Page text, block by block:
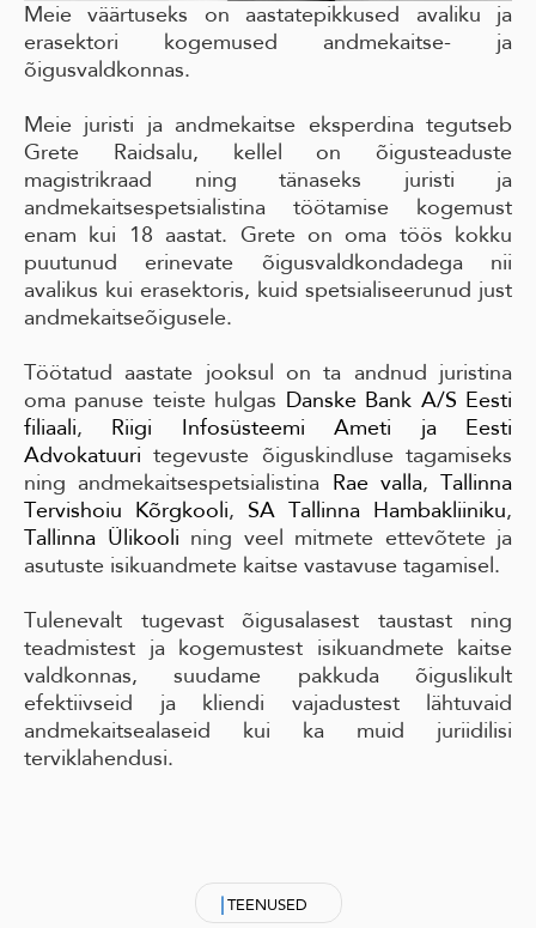
Meie väärtuseks on aastatepikkused avaliku ja
erasektori kogemused andmekaitse- ja
õigusvaldkonnas.
Meie juristi ja andmekaitse eksperdina tegutseb
Grete Raidsalu, kellel on õigusteaduste
magistrikraad ning tänaseks juristi ja
andmekaitsespetsialistina töötamise kogemust
enam kui 18 aastat. Grete on oma töös kokku
puutunud erinevate õigusvaldkondadega nii
avalikus kui erasektoris, kuid spetsialiseerunud just
andmekaitseõigusele.
Töötatud aastate jooksul on ta andnud juristina
oma panuse teiste hulgas Danske Bank A/S Eesti
filiaali, Riigi Infosüsteemi Ameti ja
Eesti
Advokatuuri tegevuste õiguskindluse tagamiseks
ning andmekaitsespetsialistina Rae valla, Tallinna
Tervishoiu Kõrgkooli, SA Tallinna Hambakliiniku,
Tallinna Ülikooli ning veel mitmete ettevõtete ja
asutuste isikuandmete kaitse vastavuse tagamisel.
Tulenevalt tugevast õigusalasest taustast ning
teadmistest ja kogemustest isikuandmete kaitse
valdkonnas, suudame pakkuda õiguslikult
efektiivseid ja kliendi vajadustest lähtuvaid
andmekaitsealaseid kui ka muid juriidilisi
terviklahendusi.
| TEENUSED